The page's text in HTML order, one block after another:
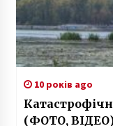
10 років ago
(ФОТО,